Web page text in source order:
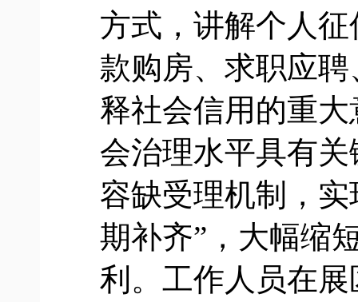
方式，讲解个人
款购房、求职应
释社会信用的重
会治理水平具有
容缺受理机制，实
期补齐”，大幅缩
利。工作人员在